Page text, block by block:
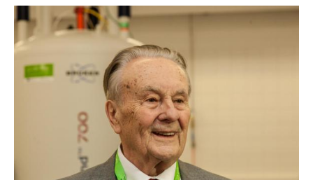
elektrotechniky a komunikačních technologií Vysokého
učení tec